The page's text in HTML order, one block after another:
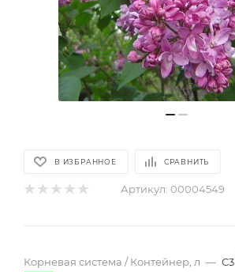
В ИЗБРАННОЕ СРАВНИТЬ
Артикул: 00004549
Корневая система / Контейнер, л — С3